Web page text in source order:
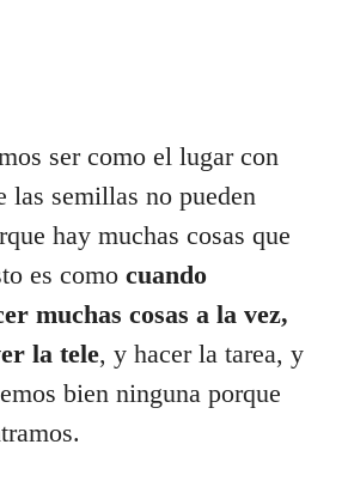
ser como el lugar con
las semillas no pueden
hay muchas cosas que
es como cuando
muchas cosas a la vez,
la tele, y hacer la tarea, y
bien ninguna porque